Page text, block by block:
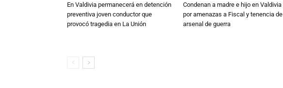
En Valdivia permanecerá en detención
preventiva joven conductor que
provocó tragedia en La Unión
Condenan a madre e hijo en Valdivia
por amenazas a Fiscal y tenencia de
arsenal de guerra